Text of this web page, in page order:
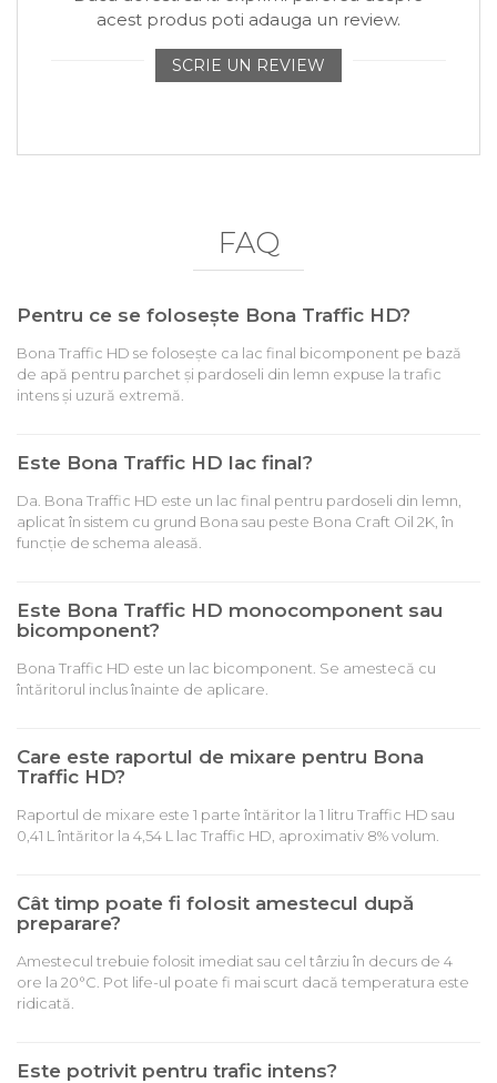
acest produs poti adauga un review.
SCRIE UN REVIEW
FAQ
Pentru ce se folosește Bona Traffic HD?
Bona Traffic HD se folosește ca lac final bicomponent pe bază
de apă pentru parchet și pardoseli din lemn expuse la trafic
intens și uzură extremă.
Este Bona Traffic HD lac final?
Da. Bona Traffic HD este un lac final pentru pardoseli din lemn,
aplicat în sistem cu grund Bona sau peste Bona Craft Oil 2K, în
funcție de schema aleasă.
Este Bona Traffic HD monocomponent sau
bicomponent?
Bona Traffic HD este un lac bicomponent. Se amestecă cu
întăritorul inclus înainte de aplicare.
Care este raportul de mixare pentru Bona
Traffic HD?
Raportul de mixare este 1 parte întăritor la 1 litru Traffic HD sau
0,41 L întăritor la 4,54 L lac Traffic HD, aproximativ 8% volum.
Cât timp poate fi folosit amestecul după
preparare?
Amestecul trebuie folosit imediat sau cel târziu în decurs de 4
ore la 20°C. Pot life-ul poate fi mai scurt dacă temperatura este
ridicată.
Este potrivit pentru trafic intens?